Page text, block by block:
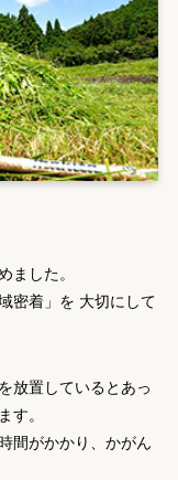
ました。
密着」を 大切にして
放置しているとあっ
す。
間がかかり、かがん